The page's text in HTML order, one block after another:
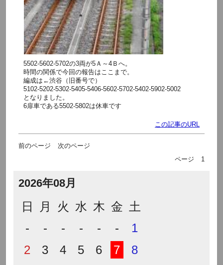
5502-5602-5702の3両が5Ａ～4Ｂへ。
時間の関係で今回の報告はここまで。
編成は←渋谷（旧番号で）
5102-5202-5302-5405-5406-5602-5702-5402-5902-5002
となりました。
6扉車である5502-5802は休車です
この記事のURL
前のページ
次のページ
ページ
1
2026年08月
日 月 火 水 木 金 土
-
- - - - -
1
2
3 4 5 6 7
8